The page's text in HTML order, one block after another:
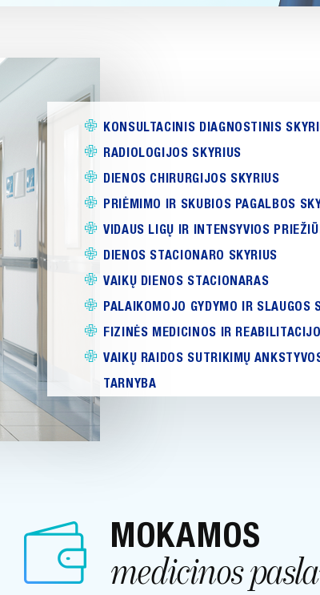
KONSULTACINIS DIAGNOSTINIS
RADIOLOGIJOS SKYRIUS
DIENOS CHIRURGIJOS SKYRIUS
PRIĖMIMO IR SKUBIOS PAGALBOS
VIDAUS LIGŲ IR INTENSYVIOS
DIENOS STACIONARO SKYRIUS
VAIKŲ DIENOS STACIONARAS
PALAIKOMOJO GYDYMO IR SLAUGOS
FIZINĖS MEDICINOS IR
VAIKŲ RAIDOS SUTRIKIMŲ
TARNYBA
MOKAMOS
medicinos